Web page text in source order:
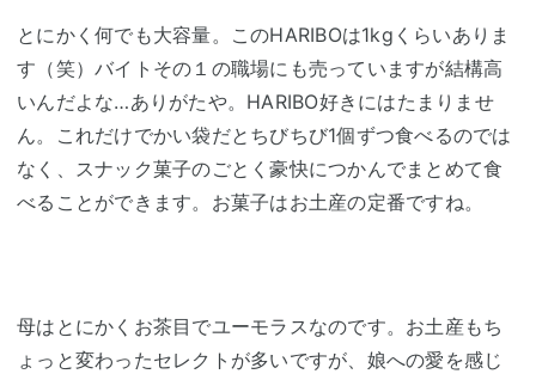
とにかく何でも大容量。このHARIBOは1kgくらいありま
す（笑）バイトその１の職場にも売っていますが結構高
いんだよな…ありがたや。HARIBO好きにはたまりませ
ん。これだけでかい袋だとちびちび1個ずつ食べるのでは
なく、スナック菓子のごとく豪快につかんでまとめて食
べることができます。お菓子はお土産の定番ですね。
母はとにかくお茶目でユーモラスなのです。お土産もち
ょっと変わったセレクトが多いですが、娘への愛を感じ